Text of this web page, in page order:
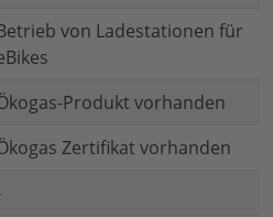
von Ladestationen für
Produkt vorhanden
Zertifikat vorhanden